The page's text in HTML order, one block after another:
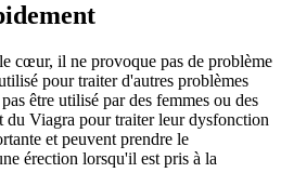
cœur, il ne provoque pas de problème
pour traiter d'autres problèmes
être utilisé par des femmes ou des
du Viagra pour traiter leur dysfonction
et peuvent prendre le
érection lorsqu'il est pris à la